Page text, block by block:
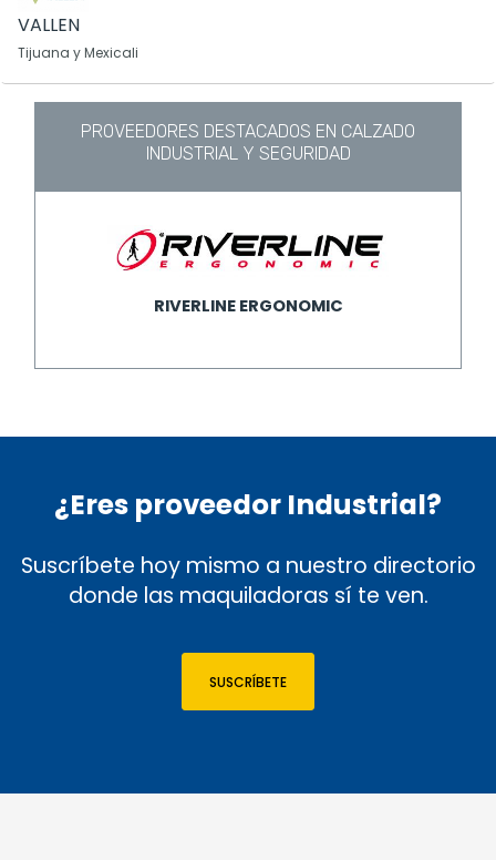
VALLEN
Tijuana y Mexicali
PROVEEDORES DESTACADOS EN CALZADO
INDUSTRIAL Y SEGURIDAD
RIVERLINE ERGONOMIC
¿Eres proveedor Industrial?
Suscríbete hoy mismo a nuestro directorio
donde las maquiladoras sí te ven.
SUSCRÍBETE